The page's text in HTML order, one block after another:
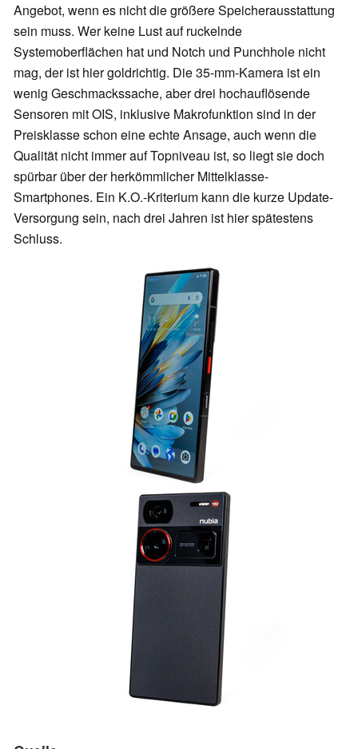
Angebot, wenn es nicht die größere Speicherausstattung
sein muss. Wer keine Lust auf ruckelnde
Systemoberflächen hat und Notch und Punchhole nicht
mag, der ist hier goldrichtig. Die 35-mm-Kamera ist ein
wenig Geschmackssache, aber drei hochauflösende
Sensoren mit OIS, inklusive Makrofunktion sind in der
Preisklasse schon eine echte Ansage, auch wenn die
Qualität nicht immer auf Topniveau ist, so liegt sie doch
spürbar über der herkömmlicher Mittelklasse-
Smartphones. Ein K.O.-Kriterium kann die kurze Update-
Versorgung sein, nach drei Jahren ist hier spätestens
Schluss.